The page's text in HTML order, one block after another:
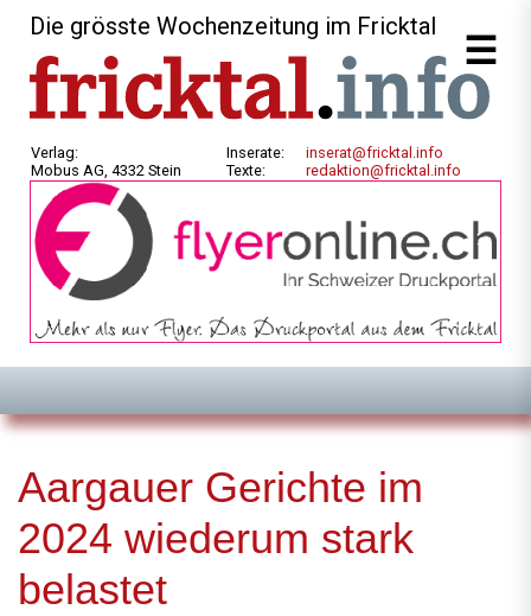
Die grösste Wochenzeitung im Fricktal
Verlag:
Mobus AG, 4332 Stein
Inserate:
Texte:
inserat@fricktal.info
redaktion@fricktal.info
Aargauer Gerichte im
2024 wiederum stark
belastet